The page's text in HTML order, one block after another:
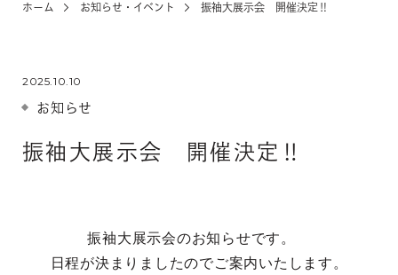
KIDS
ABOUT
ホーム お知らせ・イベント 振袖大展示会 開催決定‼
2025.10.10
お知らせ
振袖大展示会 開催決定‼
振袖大展示会のお知らせです。
日程が決まりましたのでご案内いたします。